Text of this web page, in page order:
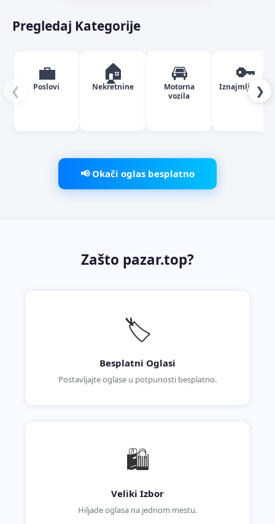
Pregledaj Kategorije
❮
💼
Poslovi
🏠
Nekretnine
🚘
Motorna
vozila
🔑
Iznajmljivanje
❯
📢 Okači oglas besplatno
Zašto pazar.top?
🏷️
Besplatni Oglasi
Postavljajte oglase u potpunosti besplatno.
🛍️
Veliki Izbor
Hiljade oglasa na jednom mestu.